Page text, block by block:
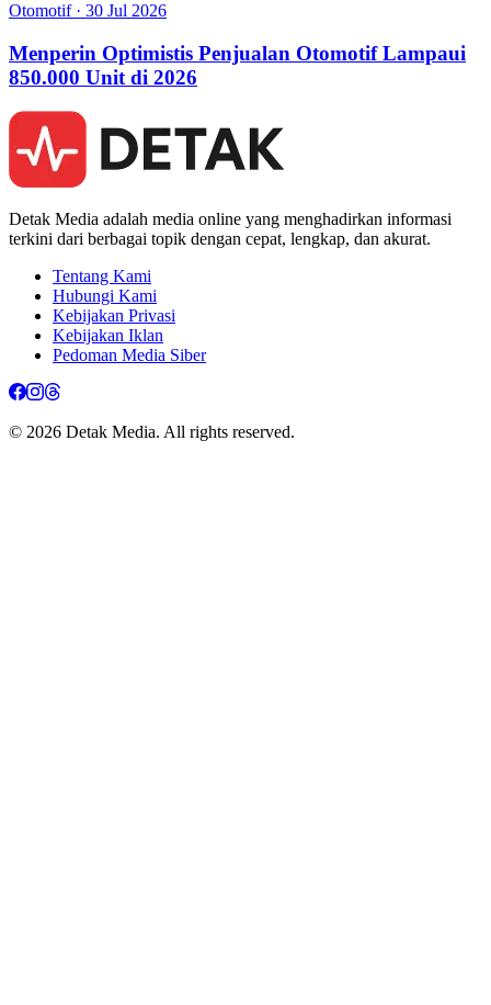
Otomotif · 30 Jul 2026
Menperin Optimistis Penjualan Otomotif Lampaui
850.000 Unit di 2026
Detak Media adalah media online yang menghadirkan informasi
terkini dari berbagai topik dengan cepat, lengkap, dan akurat.
Tentang Kami
Hubungi Kami
Kebijakan Privasi
Kebijakan Iklan
Pedoman Media Siber
© 2026 Detak Media. All rights reserved.